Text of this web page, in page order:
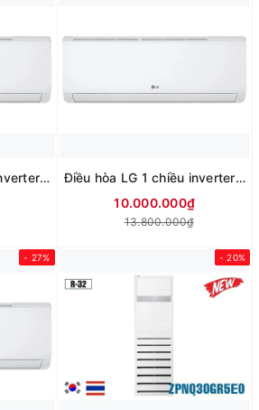
Điều hòa LG 1 chiều inverter 24.000Btu IFC24M1 (mới 2026)
Điều hòa LG 1 chiều inverter 18.000Btu IFC18M1 (mới 2026)
10.000.000₫
13.800.000₫
- 27% - 20%